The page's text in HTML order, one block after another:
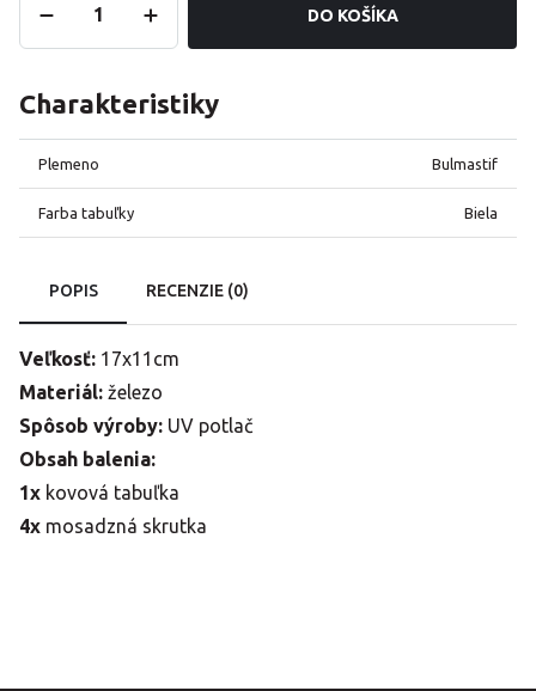
DO KOŠÍKA
Charakteristiky
Plemeno Bulmastif
Farba tabuľky Biela
POPIS RECENZIE (0)
Veľkosť: 17x11cm
Materiál: železo
Spôsob výroby: UV potlač
Obsah balenia:
1x kovová tabuľka
4x mosadzná skrutka